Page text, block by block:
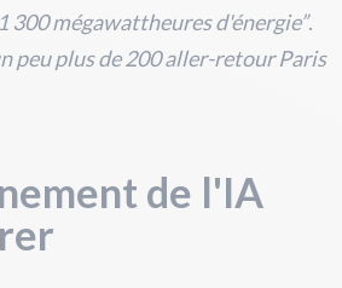
300 mégawattheures d'énergie”.
peu plus de 200 aller-retour Paris
de l'IA